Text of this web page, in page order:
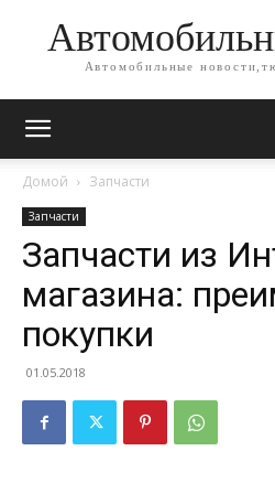
Автомобильные
Домой Запчасти
Запчасти
Запчасти из
магазина:
покупки
01.05.2018